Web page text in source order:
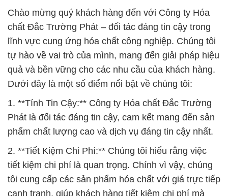
Chào mừng quý khách hàng đến với Công ty Hóa
chất Đắc Trường Phát – đối tác đáng tin cậy trong
lĩnh vực cung ứng hóa chất công nghiệp. Chúng tôi
tự hào về vai trò của mình, mang đến giải pháp hiệu
quả và bền vững cho các nhu cầu của khách hàng.
Dưới đây là một số điểm nổi bật về chúng tôi:
1. **Tính Tin Cậy:** Công ty Hóa chất Đắc Trường
Phát là đối tác đáng tin cậy, cam kết mang đến sản
phẩm chất lượng cao và dịch vụ đáng tin cậy nhất.
2. **Tiết Kiệm Chi Phí:** Chúng tôi hiểu rằng việc
tiết kiệm chi phí là quan trọng. Chính vì vậy, chúng
tôi cung cấp các sản phẩm hóa chất với giá trực tiếp
cạnh tranh, giúp khách hàng tiết kiệm chi phí mà